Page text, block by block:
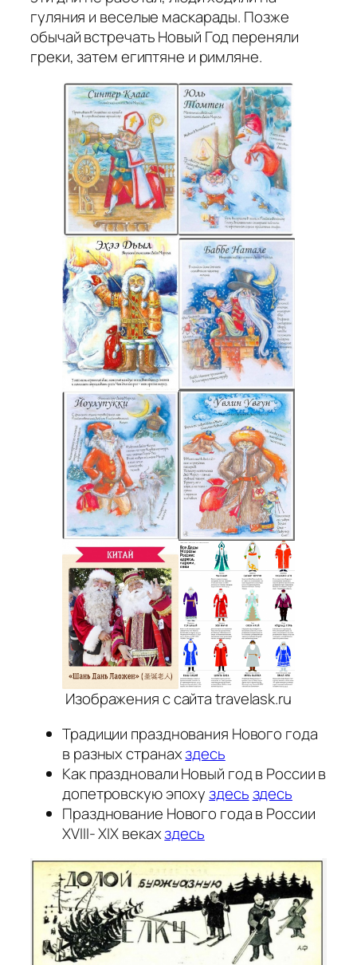
гуляния и веселые маскарады. Позже
обычай встречать Новый Год переняли
греки, затем египтяне и римляне.
Изображения с сайта travelask.ru
Традиции празднования Нового года
в разных странахздесь
Как праздновали Новый год в России в
допетровскую эпохуздесьздесь
Празднование Нового года в России
XVIII- XIX векахздесь